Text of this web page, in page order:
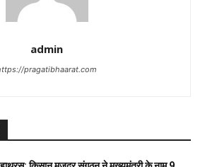
admin
pragatibhaarat.com